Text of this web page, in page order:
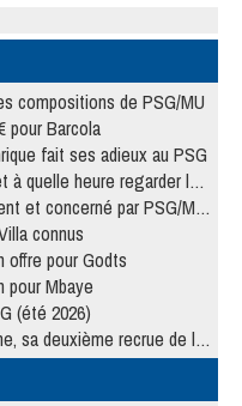
compositions de PSG/MU
pour Barcola
fait ses adieux au PSG
heure regarder le match ?
et concerné par PSG/MU ?
connus
offre pour Godts
pour Mbaye
(été 2026)
deuxième recrue de l’été